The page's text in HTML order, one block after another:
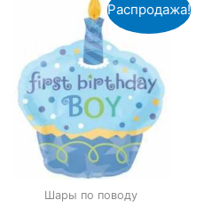
Распродажа!
Шары по поводу